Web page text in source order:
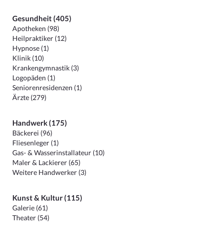
Gesundheit (405)
Apotheken (98)
Heilpraktiker (12)
Hypnose (1)
Klinik (10)
Krankengymnastik (3)
Logopäden (1)
Seniorenresidenzen (1)
Ärzte (279)
Handwerk (175)
Bäckerei (96)
Fliesenleger (1)
Gas- & Wasserinstallateur (10)
Maler & Lackierer (65)
Weitere Handwerker (3)
Kunst & Kultur (115)
Galerie (61)
Theater (54)